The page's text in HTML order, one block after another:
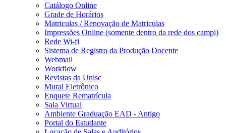
Catálogo Online
Grade de Horários
Matriculas / Renovação de Matriculas
Impressões Online (somente dentro da rede dos campi)
Rede Wi-fi
Sistema de Registro da Produção Docente
Webmail
Workflow
Revistas da Unisc
Mural Eletrônico
Enquete Rematrícula
Sala Virtual
Ambiente Graduação EAD - Antigo
Portal do Estudante